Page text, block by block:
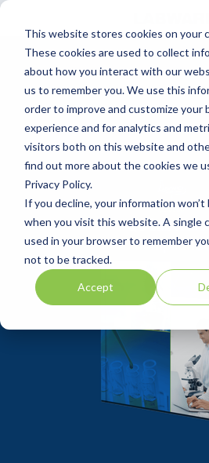
This website stores cookies on your
These cookies are used to collect
about how you interact with our
us to remember you. We use this
order to improve and customize your
experience and for analytics and
visitors both on this website and
find out more about the cookies we
Privacy Policy.
If you decline, your information won’t
when you visit this website. A single
used in your browser to remember
not to be tracked.
Accept
Skip
main